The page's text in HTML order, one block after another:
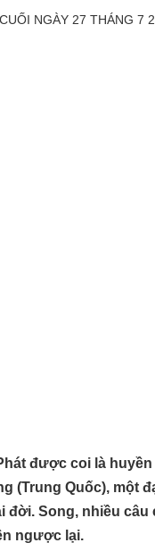
NGÀY 27 THÁNG 7
được coi là huyền
(Trung Quốc), một
đời. Song, nhiều câu
ngược lại.